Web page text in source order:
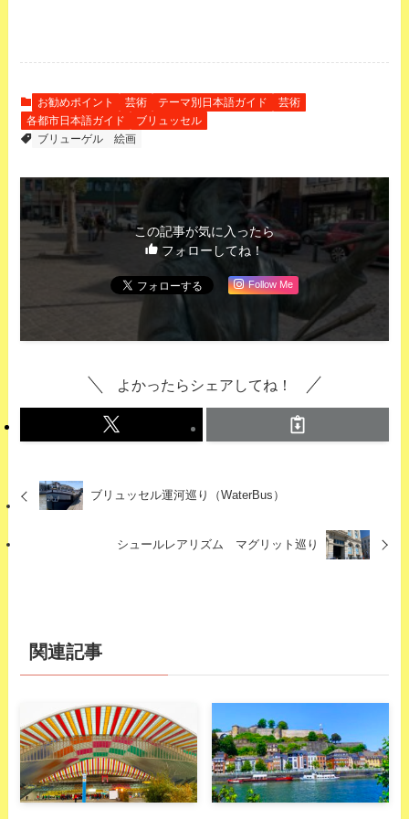
お勧めポイント 芸術 テーマ別日本語ガイド
芸術
各都市日本語ガイド
ブリュッセル
ブリューゲル
絵画
この記事が気に入ったら
フォローしてね！
Follow Me
よかったらシェアしてね！
ブリュッセル運河巡り（WaterBus）
シュールレアリズム マグリット巡り
関連記事